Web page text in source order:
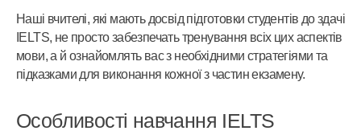
Наші вчителі, які мають досвід підготовки студентів до здачі
IELTS, не просто забезпечать тренування всіх цих аспектів
мови, а й ознайомлять вас з необхідними стратегіями та
підказками для виконання кожної з частин екзамену.
Особливості навчання IELTS